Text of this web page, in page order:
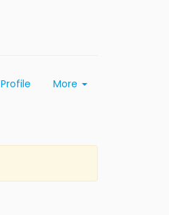
Profile More